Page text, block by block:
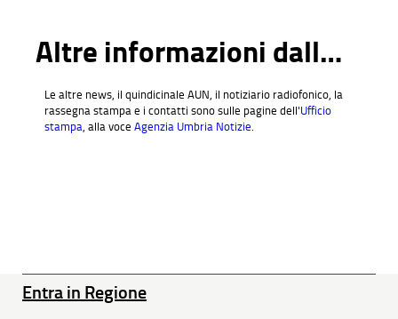
Altre informazioni dall'Ufficio stampa
Le altre news, il quindicinale AUN, il notiziario radiofonico, la
rassegna stampa e i contatti sono sulle pagine dell'Ufficio
stampa , alla voce Agenzia Umbria Notizie
Entra in Regione